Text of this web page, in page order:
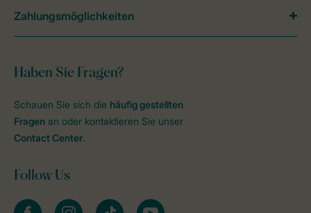
Haben Sie Fragen?
Schauen Sie sich die häufig gestellten
Fragen an oder kontaktieren Sie unser
Contact Center.
Follow Us
facebookinstagramtiktok youtube
Zahlungsmöglichkeiten